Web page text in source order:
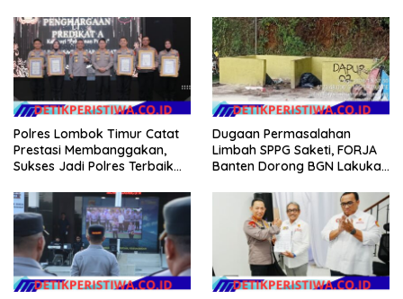
Argomulyo Belitang Jaya
Hilang 3 Bulan Bawa
Anggaran Pembangunan
Polres Lombok Timur Catat
Prestasi Membanggakan,
Sukses Jadi Polres Terbaik
NTB
Dugaan Permasalahan
Limbah SPPG Saketi, FORJA
Banten Dorong BGN Lakukan